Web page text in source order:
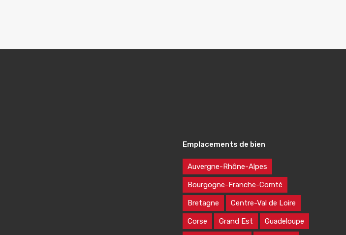
Emplacements de bien
Auvergne-Rhône-Alpes
Bourgogne-Franche-Comté
Bretagne Centre-Val de Loire
Corse Grand Est Guadeloupe